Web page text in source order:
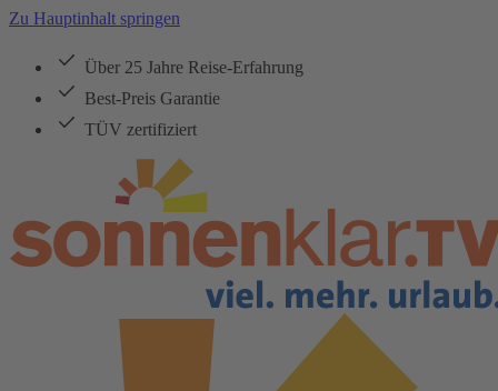
Zu Hauptinhalt springen
Über 25 Jahre Reise-Erfahrung
Best-Preis Garantie
TÜV zertifiziert